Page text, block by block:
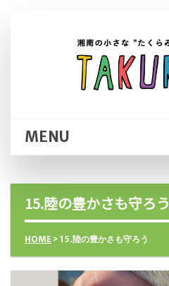
MENU
15.陸の豊かさも守ろう
HOME > 15.陸の豊かさも守ろう